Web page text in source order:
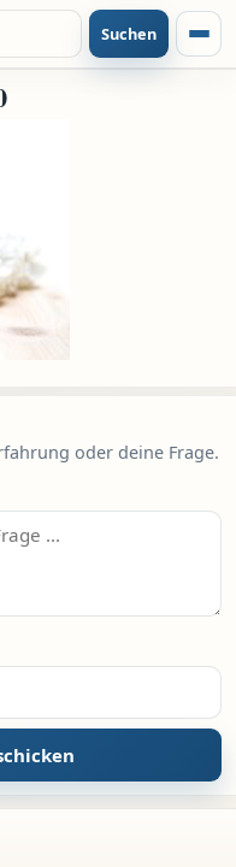
Suchen
oder deine Frage.